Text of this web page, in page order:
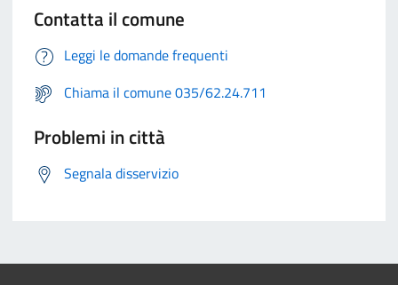
Contatta il comune
Leggi le domande frequenti
Chiama il comune 035/62.24.711
Problemi in città
Segnala disservizio